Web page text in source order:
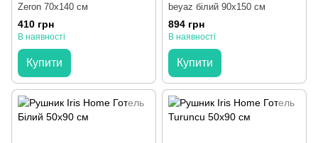
Zeron 70x140 см
410 грн
В наявності
Купити
beyaz білий 90x150 см
894 грн
В наявності
Купити